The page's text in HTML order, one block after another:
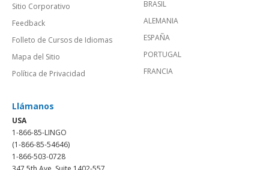
Sitio Corporativo
Feedback
Folleto de Cursos de Idiomas
Mapa del Sitio
Política de Privacidad
BRASIL
ALEMANIA
ESPAÑA
PORTUGAL
FRANCIA
Llámanos
USA
1-866-85-LINGO
(1-866-85-54646)
1-866-503-0728